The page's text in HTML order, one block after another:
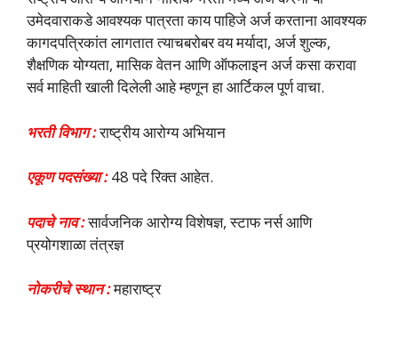
उमेदवाराकडे आवश्यक पात्रता काय पाहिजे अर्ज करताना आवश्यक
कागदपत्रिकांत लागतात त्याचबरोबर वय मर्यादा, अर्ज शुल्क,
शैक्षणिक योग्यता, मासिक वेतन आणि ऑफलाइन अर्ज कसा करावा
सर्व माहिती खाली दिलेली आहे म्हणून हा आर्टिकल पूर्ण वाचा.
भरती विभाग :राष्ट्रीय आरोग्य अभियान
एकूण पदसंख्या :48 पदे रिक्त आहेत.
पदाचे नाव :सार्वजनिक आरोग्य विशेषज्ञ, स्टाफ नर्स आणि
प्रयोगशाळा तंत्रज्ञ
नोकरीचे स्थान :महाराष्ट्र